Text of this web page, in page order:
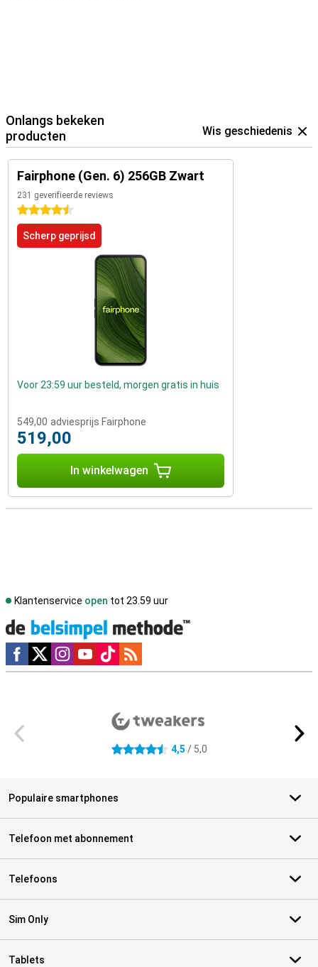
Onlangs bekeken
producten
Wis geschiedenis
Fairphone (Gen. 6) 256GB Zwart
231 geverifieerde reviews
4.5 sterren
Scherp geprijsd
Voor 23:59 uur besteld, morgen gratis in huis
549,00 adviesprijs Fairphone
519,00
In winkelwagen
Klantenservice open tot 23.59 uur
Social media
4.5 sterren 4,5 / 5,0
Populaire smartphones
Telefoon met abonnement
Telefoons
Sim Only
Tablets